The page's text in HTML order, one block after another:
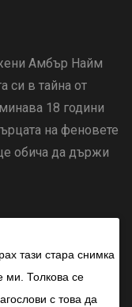
Амбър Найм
си в тайна от
18 години
на феновете
обича да държи
тази стара снимка
ми. Толкова се
с това да